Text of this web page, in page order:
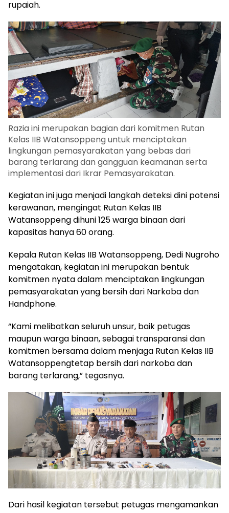
rupaiah.
Razia ini merupakan bagian dari komitmen Rutan
Kelas IIB Watansoppeng untuk menciptakan
lingkungan pemasyarakatan yang bebas dari
barang terlarang dan gangguan keamanan serta
implementasi dari Ikrar Pemasyarakatan.
Kegiatan ini juga menjadi langkah deteksi dini potensi
kerawanan, mengingat Rutan Kelas IIB
Watansoppeng dihuni 125 warga binaan dari
kapasitas hanya 60 orang.
Kepala Rutan Kelas IIB Watansoppeng, Dedi Nugroho
mengatakan, kegiatan ini merupakan bentuk
komitmen nyata dalam menciptakan lingkungan
pemasyarakatan yang bersih dari Narkoba dan
Handphone.
“Kami melibatkan seluruh unsur, baik petugas
maupun warga binaan, sebagai transparansi dan
komitmen bersama dalam menjaga Rutan Kelas IIB
Watansoppengtetap bersih dari narkoba dan
barang terlarang,” tegasnya.
Dari hasil kegiatan tersebut petugas mengamankan